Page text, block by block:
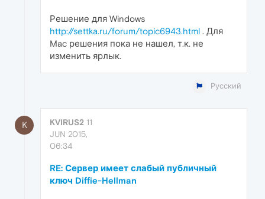
Решение для Windows
http://settka.ru/forum/topic6943.html . Для
Mac решения пока не нашел, т.к. не
изменить ярлык.
Русский
K KVIRUS2 11
JUN 2015,
06:34
RE: Сервер имеет слабый публичный
ключ Diffie-Hellman